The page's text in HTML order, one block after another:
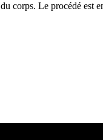
corps. Le procédé est